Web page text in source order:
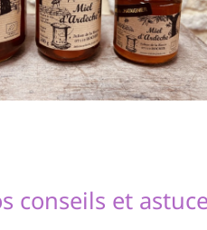
conseils et